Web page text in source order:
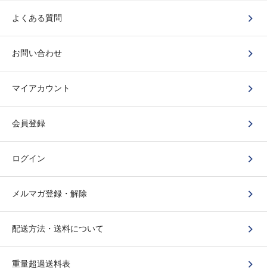
よくある質問
お問い合わせ
マイアカウント
会員登録
ログイン
メルマガ登録・解除
配送方法・送料について
重量超過送料表